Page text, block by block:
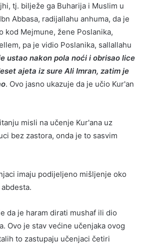
tj. bilježe ga Buharija i Muslim u
Abbasa, radijallahu anhuma, da je
kod Mejmune, žene Poslanika,
pa je vidio Poslanika, sallallahu
ustao nakon pola noći i obrisao lice
ajeta iz sure Ali Imran, zatim je
. Ovo jasno ukazuje da je učio Kur'an
misli na učenje Kur'ana uz
bez zastora, onda je to sasvim
imaju podijeljeno mišljenje oko
da je haram dirati mushaf ili dio
Ovo je stav većine učenjaka ovog
to zastupaju učenjaci četiri